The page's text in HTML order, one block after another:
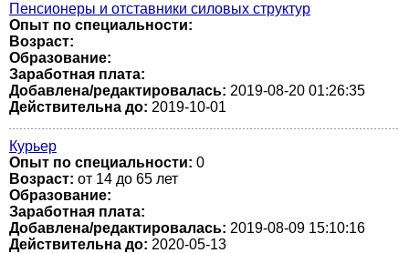
Пенсионеры и отставники силовых структур
Опыт по специальности:
Возраст:
Образование:
Заработная плата:
Добавлена/редактировалась: 2019-08-20 01:26:35
Действительна до: 2019-10-01
Курьер
Опыт по специальности: 0
Возраст: от 14 до 65 лет
Образование:
Заработная плата:
Добавлена/редактировалась: 2019-08-09 15:10:16
Действительна до: 2020-05-13